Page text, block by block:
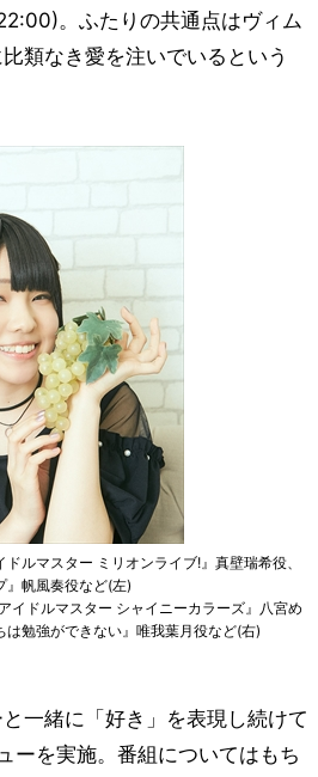
。ふたりの共通点はヴィム
類なき愛を注いでいるという
ルマスター ミリオンライブ!』真壁瑞希役、
』帆風奏役など(左)
イドルマスター シャイニーカラーズ』八宮め
勉強ができない』唯我葉月役など(右)
一緒に「好き」を表現し続けて
ーを実施。番組についてはもち